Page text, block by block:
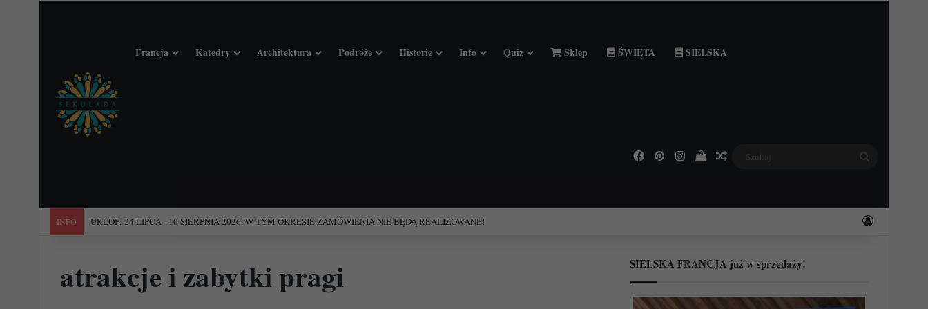
Francja Katedry Architektura Podróże Historie Info Quiz Sklep ŚWIĘTA SIELSKA
Facebook
PinterestInstagramPodejrzyj swój koszyk
Losowy wpis
INFO "Święta Francja". Przewodnik po 101 średniowiecznych kościołach Francji. Zaloguj
atrakcje i zabytki pragi SIELSKA FRANCJA już w sprzedaży!